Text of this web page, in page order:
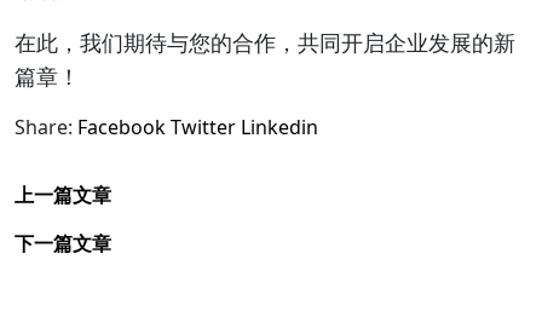
在此，我们期待与您的合作，共同开启企业发展的新
篇章！
Share: FacebookTwitter Linkedin
上一篇文章
下一篇文章